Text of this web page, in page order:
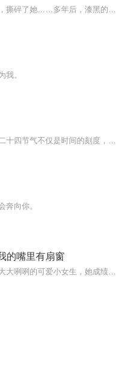
我。
奔向你。
的嘴里有扇窗